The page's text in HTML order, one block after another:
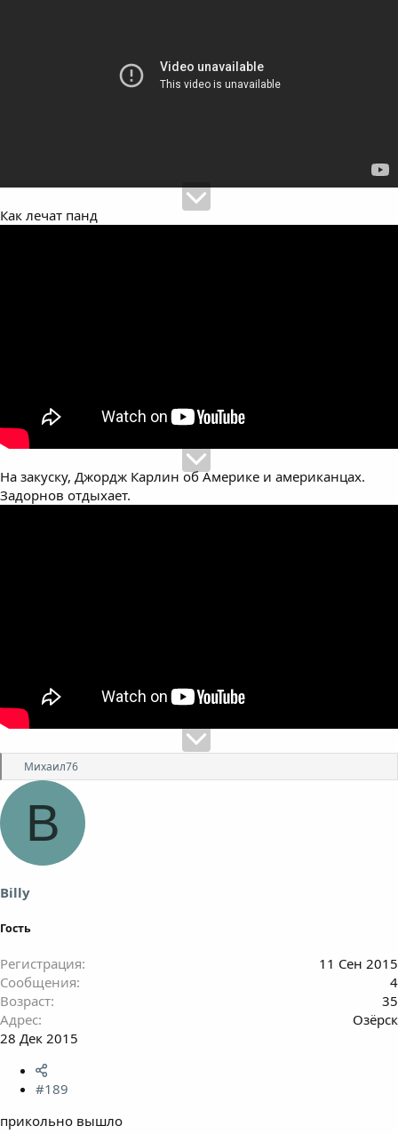
Как лечат панд
На закуску, Джордж Карлин об Америке и американцах.
Задорнов отдыхает.
Р
е
:
Михаил76
B
Billy
Гость
Регистрация
11 Сен 2015
Сообщения
4
Возраст
35
Адрес
Озёрск
28 Дек 2015
#189
прикольно вышло